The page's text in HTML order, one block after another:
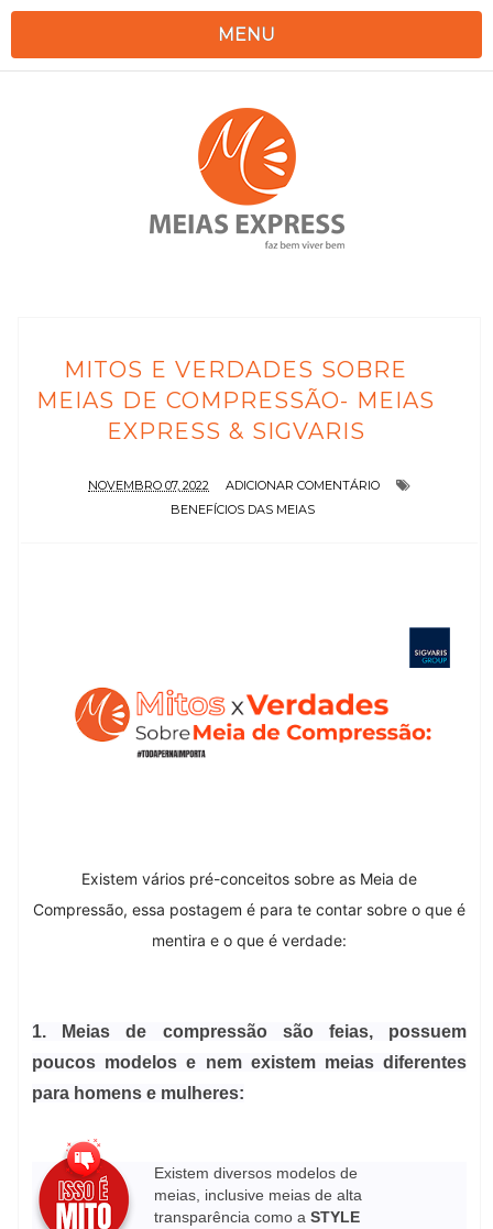
MENU
MITOS E VERDADES SOBRE
MEIAS DE COMPRESSÃO- MEIAS
EXPRESS & SIGVARIS
NOVEMBRO 07, 2022
ADICIONAR COMENTÁRIO
BENEFÍCIOS DAS MEIAS
Existem vários pré-conceitos sobre as Meia de
Compressão, essa postagem é para te contar sobre o que é
mentira e o que é verdade:
1. Meias de compressão são feias, possuem
poucos modelos e nem existem meias diferentes
para homens e mulheres:
Existem diversos modelos de
meias, inclusive meias de alta
transparênciacomo a STYLE